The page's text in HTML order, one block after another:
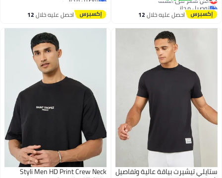
توصيل مجاني
أقل سعر في السنة
احصل عليه خلال12
اغسطس
أقل سعر في 30 يوم
احصل عليه خلال12
اغسطس
ستايلي تيشيرت بياقة عالية وتفاصيل Styli Men HD Print Crew Neck